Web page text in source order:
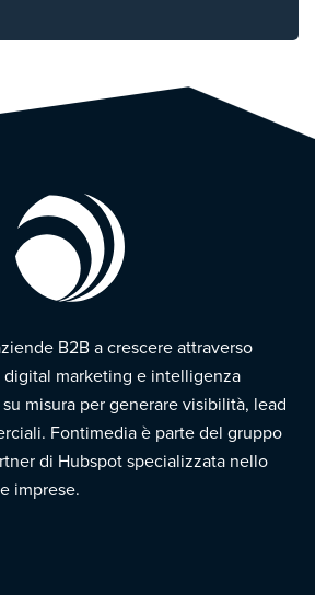
B2B a crescere attraverso
marketing e intelligenza
misura per generare visibilità, lead
Fontimedia è parte del gruppo
di Hubspot specializzata nello
imprese.